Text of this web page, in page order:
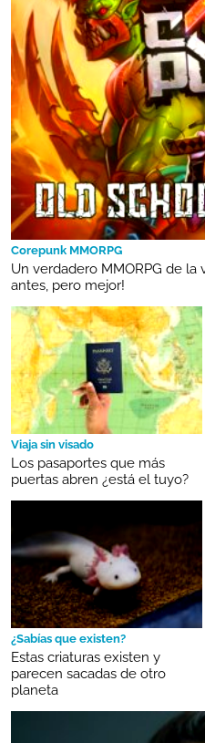
Corepunk MMORPG
Un verdadero MMORPG de la
antes, pero mejor!
Viaja sin visado
Los pasaportes que más
puertas abren ¿está el tuyo?
¿Sabías que existen?
Estas criaturas existen y
parecen sacadas de otro
planeta